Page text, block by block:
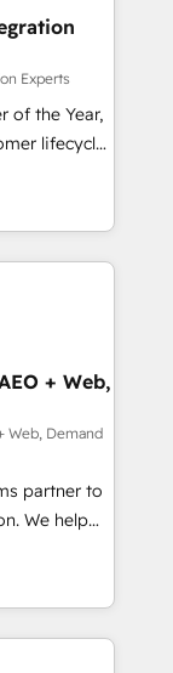
します。意
1️⃣
化から、
運用、デー
応します。
計・実装。
役割定義・
主導。「設
した情報設
Hubで一体
・
設計、履歴
・
HubSpotアワ
/
Experts
of the Year,
lifecycle
&
Media),
brands. 🔄
Media. -
agents
+ Web,
Web, Demand
partner to
We help
led
apps,